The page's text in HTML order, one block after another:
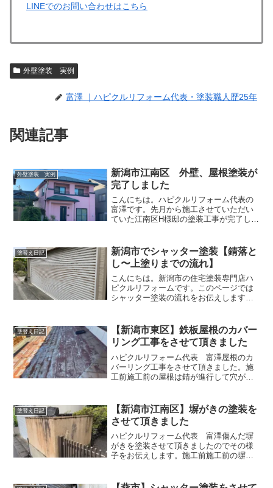
LINEでのお問い合わせはこちら
外壁塗装 実例
富澤 ｜ハピクルリフォーム代表・塗装職人歴25年
関連記事
外壁塗装 実例
新潟市江南区 外壁、屋根塗装が
完了しました
こんにちは。ハピクルリフォーム代表の
富澤です。先月から施工させていただい
ていた江南区H様邸の塗装工事が完了しま
前の外壁は色あせがあり、外壁がところ
どころ剥がれている状態...
塗替え日記
新潟市でシャッター塗装【錆落と
し〜上塗りまでの流れ】
こんにちは。新潟市の住宅塗装専門店ハ
ピクルリフォームです。このページでは
シャッター塗装の流れをお伝えします。
塗装の一連の流れを動画でも解説してい
るのでご参考ください。シ...
塗替え日記
【新潟市東区】鉄板屋根のカバー
リング工事をさせて頂きました
ハピクルリフォーム代表 富澤屋根のカ
バーリング工事をさせて頂きました。施
工前施工前の屋根は錆が進行して穴が空
ーリング工事をご依頼頂きました。カバ
ーリング工事とは、既存の...
塗替え日記
【新潟市江南区】塀がきの塗装を
させて頂きました
ハピクルリフォーム代表 富澤傷んだ塀
がきを塗装させて頂きましたのでその様
子をお伝えします。施工前施工前の塀が
りやすい箇所です。「玄関は家の顔」と